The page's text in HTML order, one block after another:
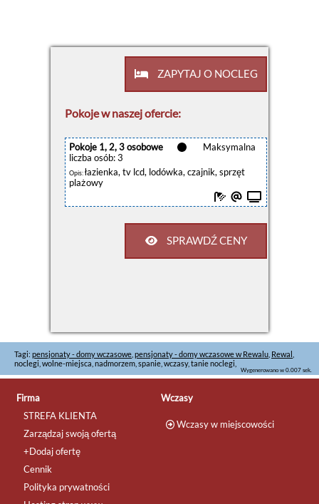
ZAPYTAJ O NOCLEG
Pokoje w naszej ofercie:
Pokoje 1, 2, 3 osobowe
Maksymalna
liczba osób: 3
Opis:łazienka, tv lcd, lodówka, czajnik, sprzęt
plażowy
SPRAWDŹ CENY
Tagi: pensjonaty - domy wczasowe pensjonaty - domy wczasowe w Rewalu Rewal
noclegi, wolne-miejsca, nadmorzem, spanie, wczasy, tanie noclegi,
Wygenerowano w 0.007 sek.
Firma
STREFA KLIENTA
Zarządzaj swoją ofertą
+Dodaj ofertę
Cennik
Polityka prywatności
Wczasy
Wczasy w miejscowości